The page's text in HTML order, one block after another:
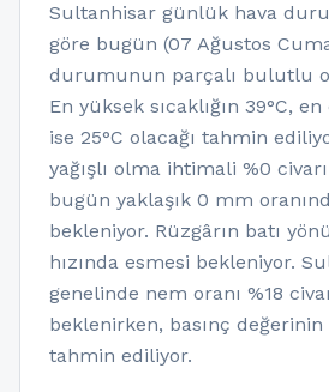
Sultanhisar günlük hava
göre bugün (07 Ağustos
durumunun parçalı bulutlu
En yüksek sıcaklığın 39°C,
ise 25°C olacağı tahmin
yağışlı olma ihtimali %0
bugün yaklaşık 0 mm
bekleniyor. Rüzgârın batı
hızında esmesi bekleniyor.
genelinde nem oranı %18
beklenirken, basınç değerinin
tahmin ediliyor.